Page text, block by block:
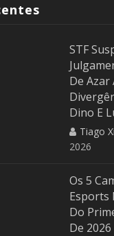
STF
De Azar
Dino E
Tiago
2026
Os 5
Esports
Do
De 2026